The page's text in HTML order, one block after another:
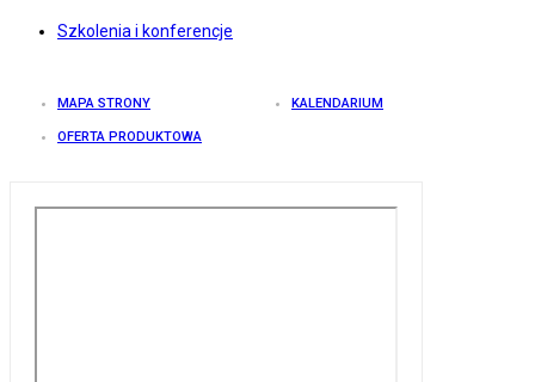
Szkolenia i konferencje
MAPA STRONY KALENDARIUM
OFERTA PRODUKTOWA